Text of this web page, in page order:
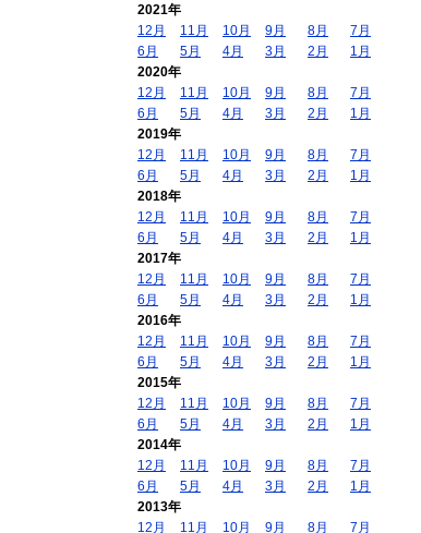
2021年
12月
11月 10月 9月 8月
7月
6月
5月 4月 3月 2月
1月
2020年
12月
11月 10月 9月 8月
7月
6月
5月 4月 3月 2月
1月
2019年
12月
11月 10月 9月 8月
7月
6月
5月 4月 3月 2月
1月
2018年
12月
11月 10月 9月 8月
7月
6月
5月 4月 3月 2月
1月
2017年
12月
11月 10月 9月 8月
7月
6月
5月 4月 3月 2月
1月
2016年
12月
11月 10月 9月 8月
7月
6月
5月 4月 3月 2月
1月
2015年
12月
11月 10月 9月 8月
7月
6月
5月 4月 3月 2月
1月
2014年
12月
11月 10月 9月 8月
7月
6月
5月 4月 3月 2月
1月
2013年
12月
11月 10月 9月 8月 7月